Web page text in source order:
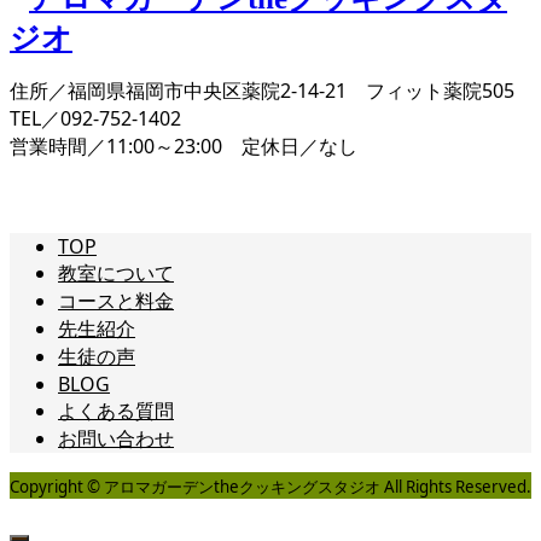
住所／福岡県福岡市中央区薬院2-14-21 フィット薬院505
TEL／092-752-1402
営業時間／11:00～23:00 定休日／なし
TOP
教室について
コースと料金
先生紹介
生徒の声
BLOG
よくある質問
お問い合わせ
Copyright © アロマガーデンtheクッキングスタジオ All Rights Reserved.